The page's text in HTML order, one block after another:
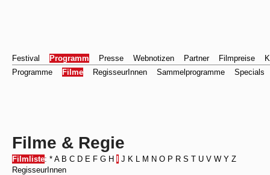
Festival Programm Presse Webnotizen Partner Filmpreise
Programme
Filme RegisseurInnen Sammelprogramme Specials
Filme & Regie
Filmliste: * A B C D E F G H J K L M N O P R S T U V W Y Z
RegisseurInnen